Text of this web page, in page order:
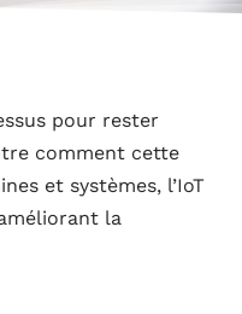
pour rester
comment cette
et systèmes, l’IoT
la